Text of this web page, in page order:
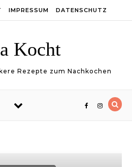
IMPRESSUM DATENSCHUTZ
Kocht
Rezepte zum Nachkochen